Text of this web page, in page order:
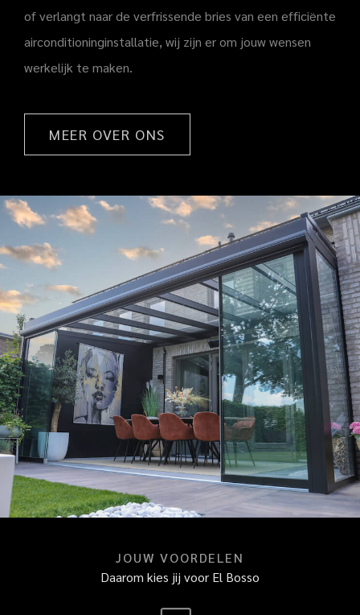
of verlangt naar de verfrissende bries van een efficiënte
airconditioninginstallatie, wij zijn er om jouw wensen
werkelijk te maken.
MEER OVER ONS
JOUW VOORDELEN
Daarom kies jij voor El Bosso